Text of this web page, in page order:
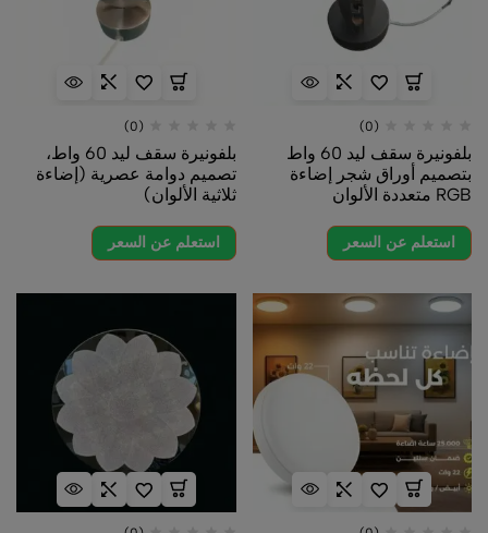
(0)
بلفونيرة سقف ليد 60 واط
بتصميم أوراق شجر إضاءة
RGB متعددة الألوان
استعلم عن السعر
(0)
بلفونيرة سقف ليد 60 واط،
تصميم دوامة عصرية (إضاءة
ثلاثية الألوان)
استعلم عن السعر